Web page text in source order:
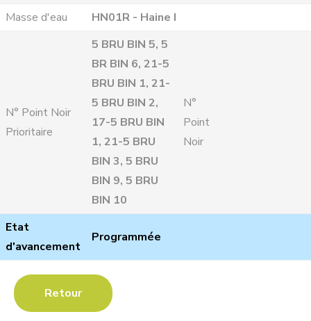
Masse d'eau
HN01R - Haine I
N° Point Noir
Prioritaire
5 BRU BIN 5, 5
BR BIN 6, 21-5
BRU BIN 1, 21-
5 BRU BIN 2,
17-5 BRU BIN
1, 21-5 BRU
BIN 3, 5 BRU
BIN 9, 5 BRU
BIN 10
N°
Point
Noir
Etat
d'avancement
Programmée
Retour